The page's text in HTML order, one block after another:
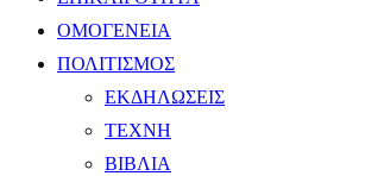
ΟΜΟΓΕΝΕΙΑ
ΠΟΛΙΤΙΣΜΟΣ
ΕΚΔΗΛΩΣΕΙΣ
ΤΕΧΝΗ
ΒΙΒΛΙΑ